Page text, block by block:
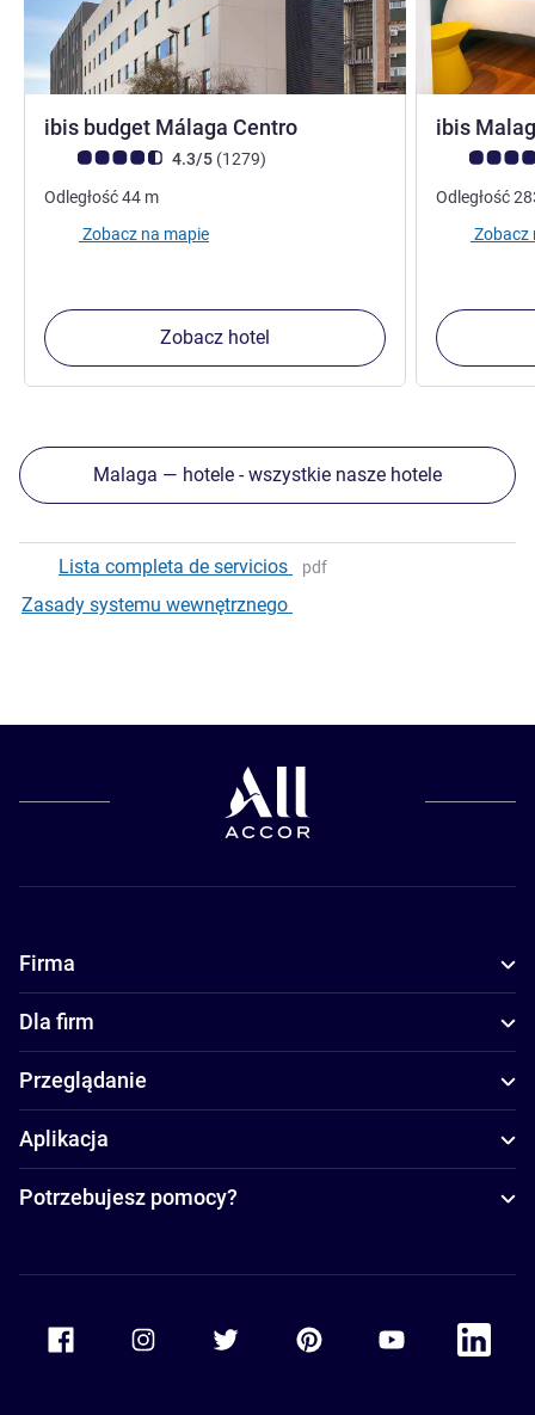
ibis budget Málaga Centro
Ocena klientów (Ocena ALL)
4.3/5 (1279Liczba opinii
)
Odległość44 m
Zobacz na mapie
Zobacz hotel
ibis
Ocena
Odległość
Zobacz
Malaga — hotele - wszystkie nasze hotele
Lista completa de servicios pdf
Zasady systemu wewnętrznego
Firma
Dla firm
Przeglądanie
Aplikacja
Potrzebujesz pomocy?
Accor Facebook Accor TwitterAccor PinterestAccor Youtube
Accor